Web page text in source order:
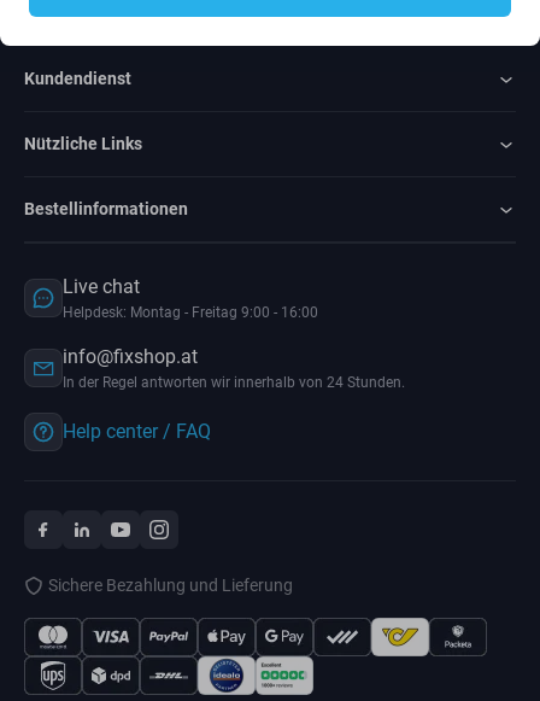
Kundendienst
Nützliche Links
Bestellinformationen
Live chat
Helpdesk: Montag - Freitag 9:00 - 16:00
info@fixshop.at
In der Regel antworten wir innerhalb von 24 Stunden.
Help center / FAQ
Sichere Bezahlung und Lieferung